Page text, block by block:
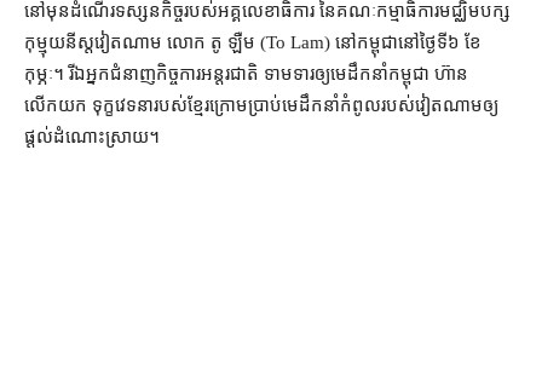
នៅមុន​ដំណើរ​ទស្សនកិច្ច​របស់​អគ្គលេខាធិការ នៃ​គណៈកម្មាធិការ​មជ្ឈិមបក្ស​
កុម្មុយនីស្ត​វៀតណាម លោក តូ ឡឺម (To Lam) នៅ​កម្ពុជា​នៅ​ថ្ងៃទី​៦ ខែ
កុម្ភៈ។ រីឯ​អ្នក​ជំនាញ​កិច្ចការ​អន្តរជាតិ ទាមទារ​ឲ្យ​មេដឹកនាំ​កម្ពុជា ហ៊ាន​
លើកយក ទុក្ខវេទនា​របស់​ខ្មែរក្រោម​ប្រាប់​មេដឹកនាំ​កំពូល​របស់​វៀតណាម​ឲ្យ​
ផ្ដល់​ដំណោះស្រាយ។